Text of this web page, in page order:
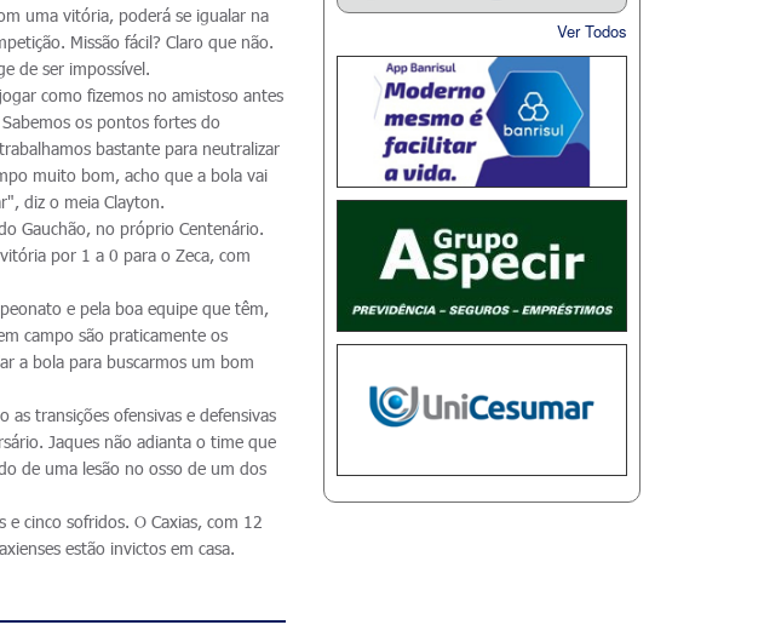
uma vitória, poderá se igualar na
Missão fácil? Claro que não.
de ser impossível.
como fizemos no amistoso antes
os pontos fortes do
bastante para neutralizar
muito bom, acho que a bola vai
diz o meia Clayton.
Gauchão, no próprio Centenário.
por 1 a 0 para o Zeca, com
e pela boa equipe que têm,
campo são praticamente os
a bola para buscarmos um bom
transições ofensivas e defensivas
Jaques não adianta o time que
de uma lesão no osso de um dos
cinco sofridos. O Caxias, com 12
estão invictos em casa.
Ver Todos